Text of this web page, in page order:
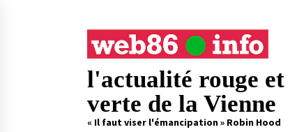
l'actualité rouge et
verte de la Vienne
« Il faut viser l'émancipation » Robin Hood